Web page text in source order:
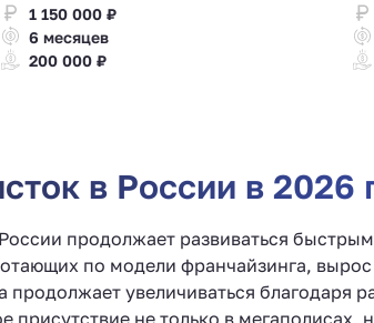
1 150 000 ₽
6 месяцев
200 000 ₽
в России в 2026
продолжает развиваться
по модели франчайзинга,
увеличиваться благодаря
не только в мегаполисах,